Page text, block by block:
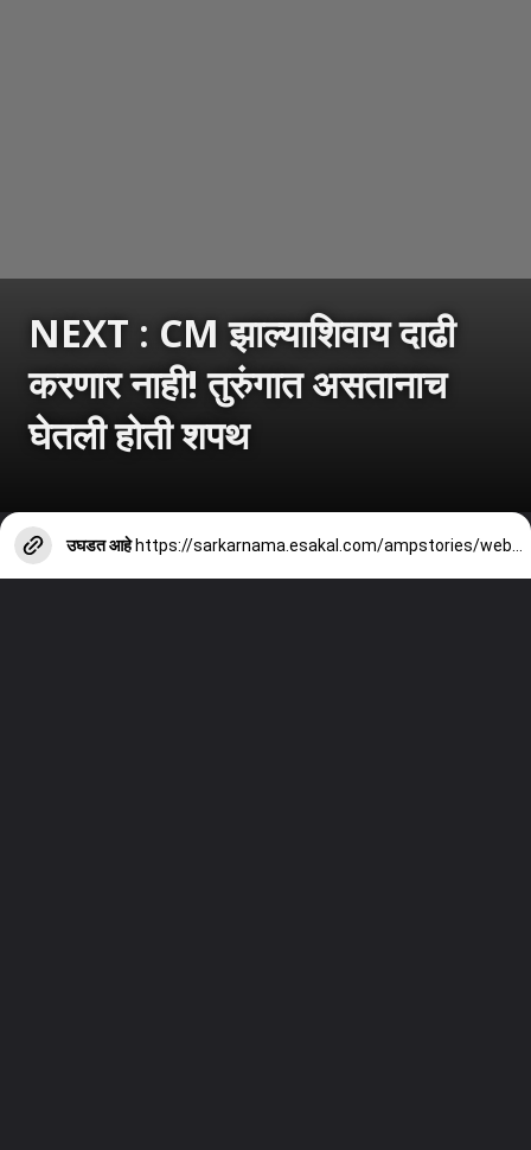
NEXT : CM झाल्याशिवाय दाढी
करणार नाही! तुरुंगात असतानाच
घेतली होती शपथ
उघडत आहे https://sarkarnama.esakal.com/ampstories/web-stories/dk-shivakumar-beard-vow-karnataka-chief-minister-oath-ceremony-rm82